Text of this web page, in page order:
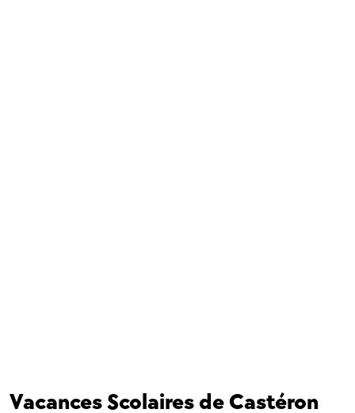
Vacances Scolaires de Castéron